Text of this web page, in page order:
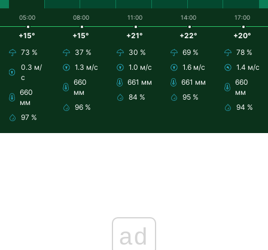
05:00
+15°
73 %
0.3 м/
с
660
мм
97 %
08:00
+15°
37 %
1.3 м/с
660
мм
96 %
11:00
+21°
30 %
1.0 м/с
661 мм
84 %
14:00
+22°
69 %
1.6 м/с
661 мм
95 %
17:00
+20°
78 %
1.4 м/с
660
мм
94 %
ad